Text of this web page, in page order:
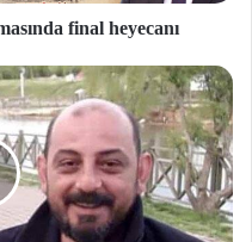
final heyecanı